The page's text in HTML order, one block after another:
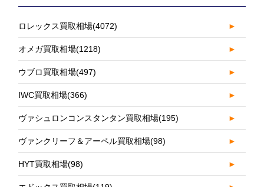
ロレックス買取相場(4072) ►
オメガ買取相場(1218) ►
ウブロ買取相場(497) ►
IWC買取相場(366) ►
ヴァシュロンコンスタンタン買取相場(195) ►
ヴァンクリーフ＆アーペル買取相場(98) ►
HYT買取相場(98) ►